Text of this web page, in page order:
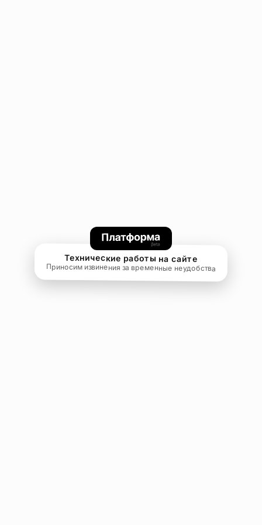
Технические работы на сайте
Приносим извинения за временные неудобства